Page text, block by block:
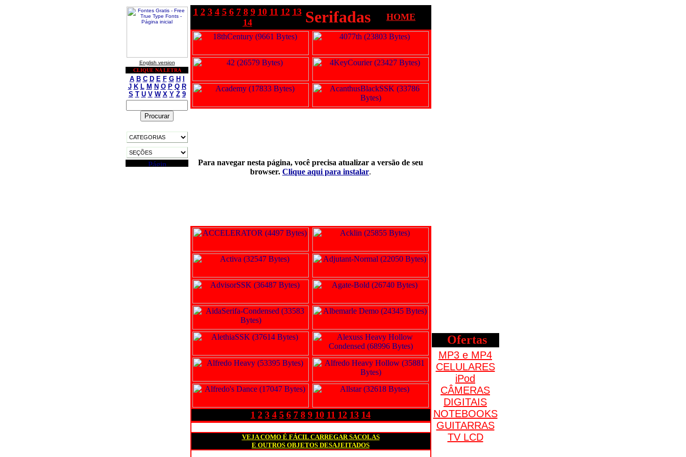
English version
CLIQUE NA LETRA
A B C D E F G H
J K L M N O P Q R
S T U V W X Y Z 9
1 2 3 4 5 6 7 8 9 10 11 12 13
14
Serifadas HOME
Para navegar nesta página, você precisa atualizar a versão de seu
browser. Clique aqui para instalar.
1 2 3 4 5 6 7 8 9 10 11 12 13 14
VEJA COMO É FÁCIL CARREGAR SACOLAS
E OUTROS OBJETOS DESAJEITADOS
Ofertas
MP3 e MP4
CELULARES
iPod
CÂMERAS
DIGITAIS
NOTEBOOKS
GUITARRAS
TV LCD